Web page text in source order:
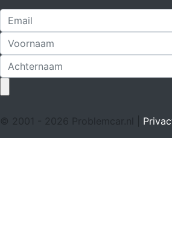
© 2001 - 2026 Problemcar.nl |